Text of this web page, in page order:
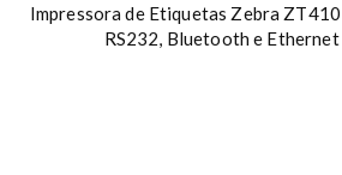
Impressora de Etiquetas Zebra
RS232, Bluetooth e